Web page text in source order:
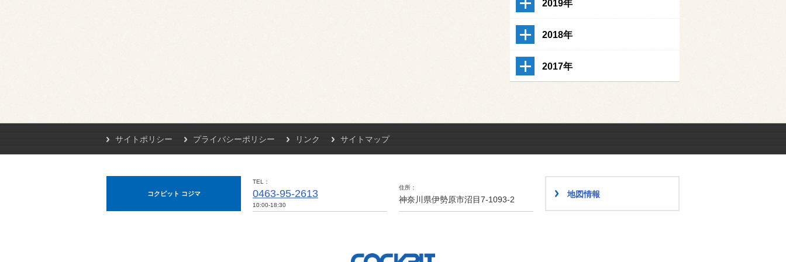
2019年
2018年
2017年
サイトポリシー プライバシーポリシー リンク サイトマップ
コクピット コジマ
TEL
0463-95-2613
10:00-18:30
住所
神奈川県伊勢原市沼目7-1093-2
地図情報